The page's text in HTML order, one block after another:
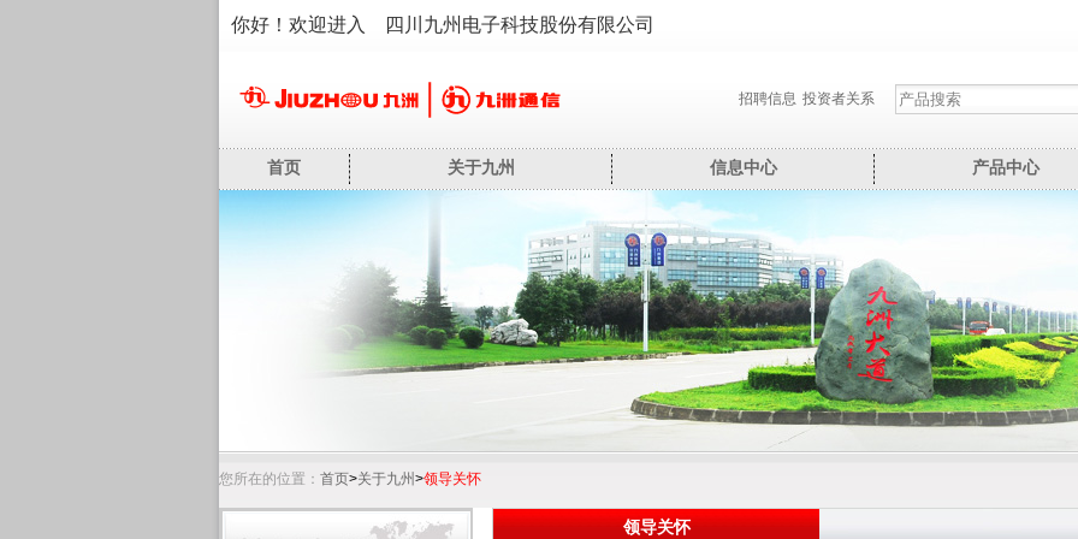
你好！欢迎进入 四川九州电子科技股份有限公司
招聘信息 投资者关系
首页 关于九州 信息中心 产品中心
您所在的位置： 首页>关于九州 >领导关怀
领导关怀